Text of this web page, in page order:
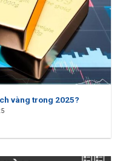
vàng trong 2025?